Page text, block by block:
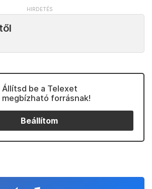
Állítsd be a Telexet
megbízható forrásnak!
Beállítom